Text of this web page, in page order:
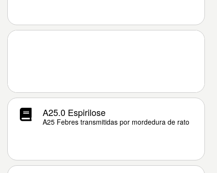
A25.0 Espirilose
A25 Febres transmitidas por mordedura de rato